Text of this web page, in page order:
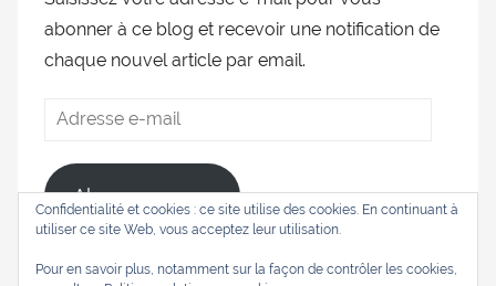
abonner à ce blog et recevoir une notification de
chaque nouvel article par email.
Abonnez-vous
Confidentialité et cookies : ce site utilise des cookies. En continuant à
utiliser ce site Web, vous acceptez leur utilisation.
Pour en savoir plus, notamment sur la façon de contrôler les cookies,